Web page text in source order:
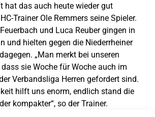
hat das auch heute wieder gut
Trainer Ole Remmers seine Spieler.
und Luca Reuber gingen in
und hielten gegen die Niederrheiner
„Man merkt bei unseren
sie Woche für Woche auch im
Verbandsliga Herren gefordert sind.
hilft uns enorm, endlich stand die
kompakter“, so der Trainer.